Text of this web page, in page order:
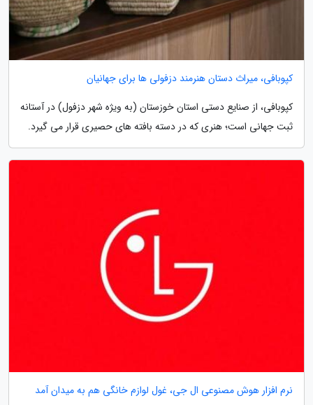
کپوبافی، میراث دستان هنرمند دزفولی ها برای جهانیان
کپوبافی، از صنایع دستی استان خوزستان (به ویژه شهر دزفول) در آستانه
ثبت جهانی است؛ هنری که در دسته بافته­ های حصیری قرار می­ گیرد.
نرم افزار هوش مصنوعی ال جی، غول لوازم خانگی هم به میدان آمد